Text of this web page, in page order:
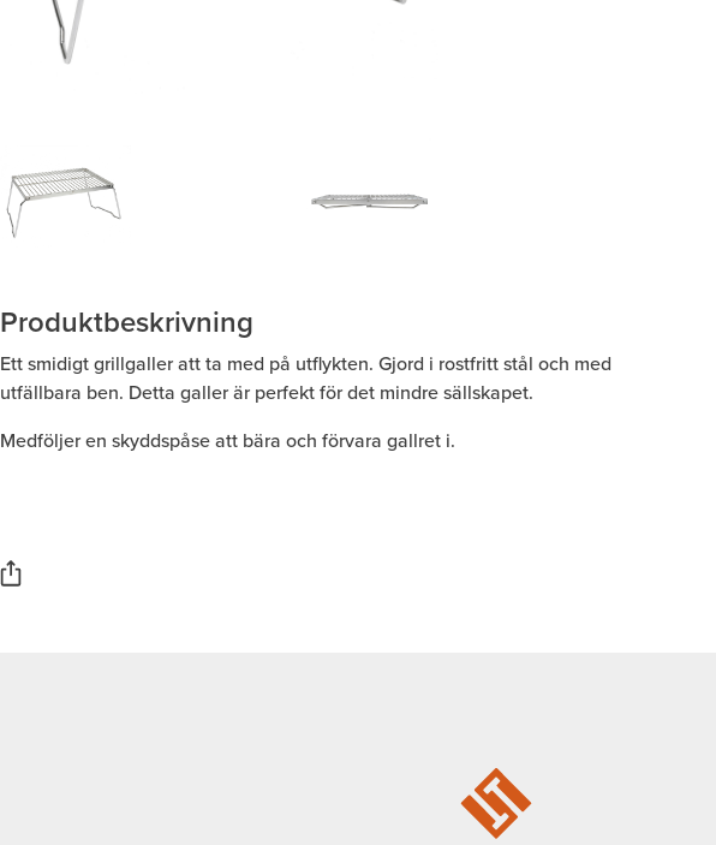
Produktbeskrivning
Ett smidigt grillgaller att ta med på utflykten. Gjord i rostfritt stål och med
utfällbara ben. Detta galler är perfekt för det mindre sällskapet.
Medföljer en skyddspåse att bära och förvara gallret i.